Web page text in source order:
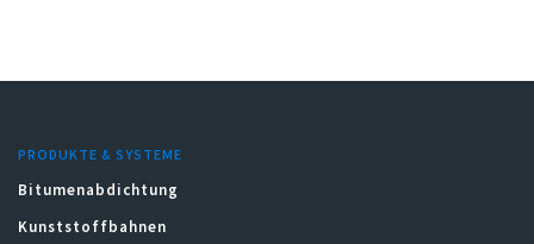
PRODUKTE & SYSTEME
Bitumenabdichtung
Kunststoffbahnen